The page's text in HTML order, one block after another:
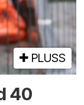
PLUSS
40